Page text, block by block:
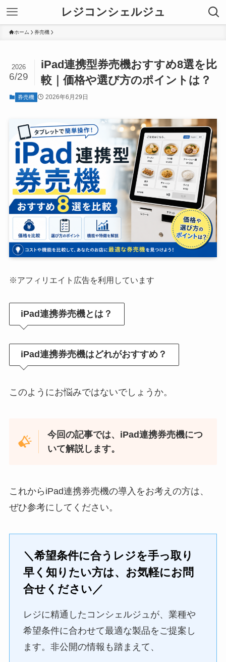
レジコンシェルジュ
ホーム 券売機
iPad連携型券売機おすすめ8選を比
較｜価格や選び方のポイントは？
2026
6/29
券売機 2026年6月29日
※アフィリエイト広告を利用しています
iPad連携券売機とは？
iPad連携券売機はどれがおすすめ？
このようにお悩みではないでしょうか。
今回の記事では、iPad連携券売機につ
いて解説します。
これからiPad連携券売機の導入をお考えの方は、
ぜひ参考にしてください。
＼希望条件に合うレジを手っ取り
早く知りたい方は、お気軽にお問
合せください／
レジに精通したコンシェルジュが、業種や
希望条件に合わせて最適な製品をご提案し
ます。非公開の情報も踏まえて、